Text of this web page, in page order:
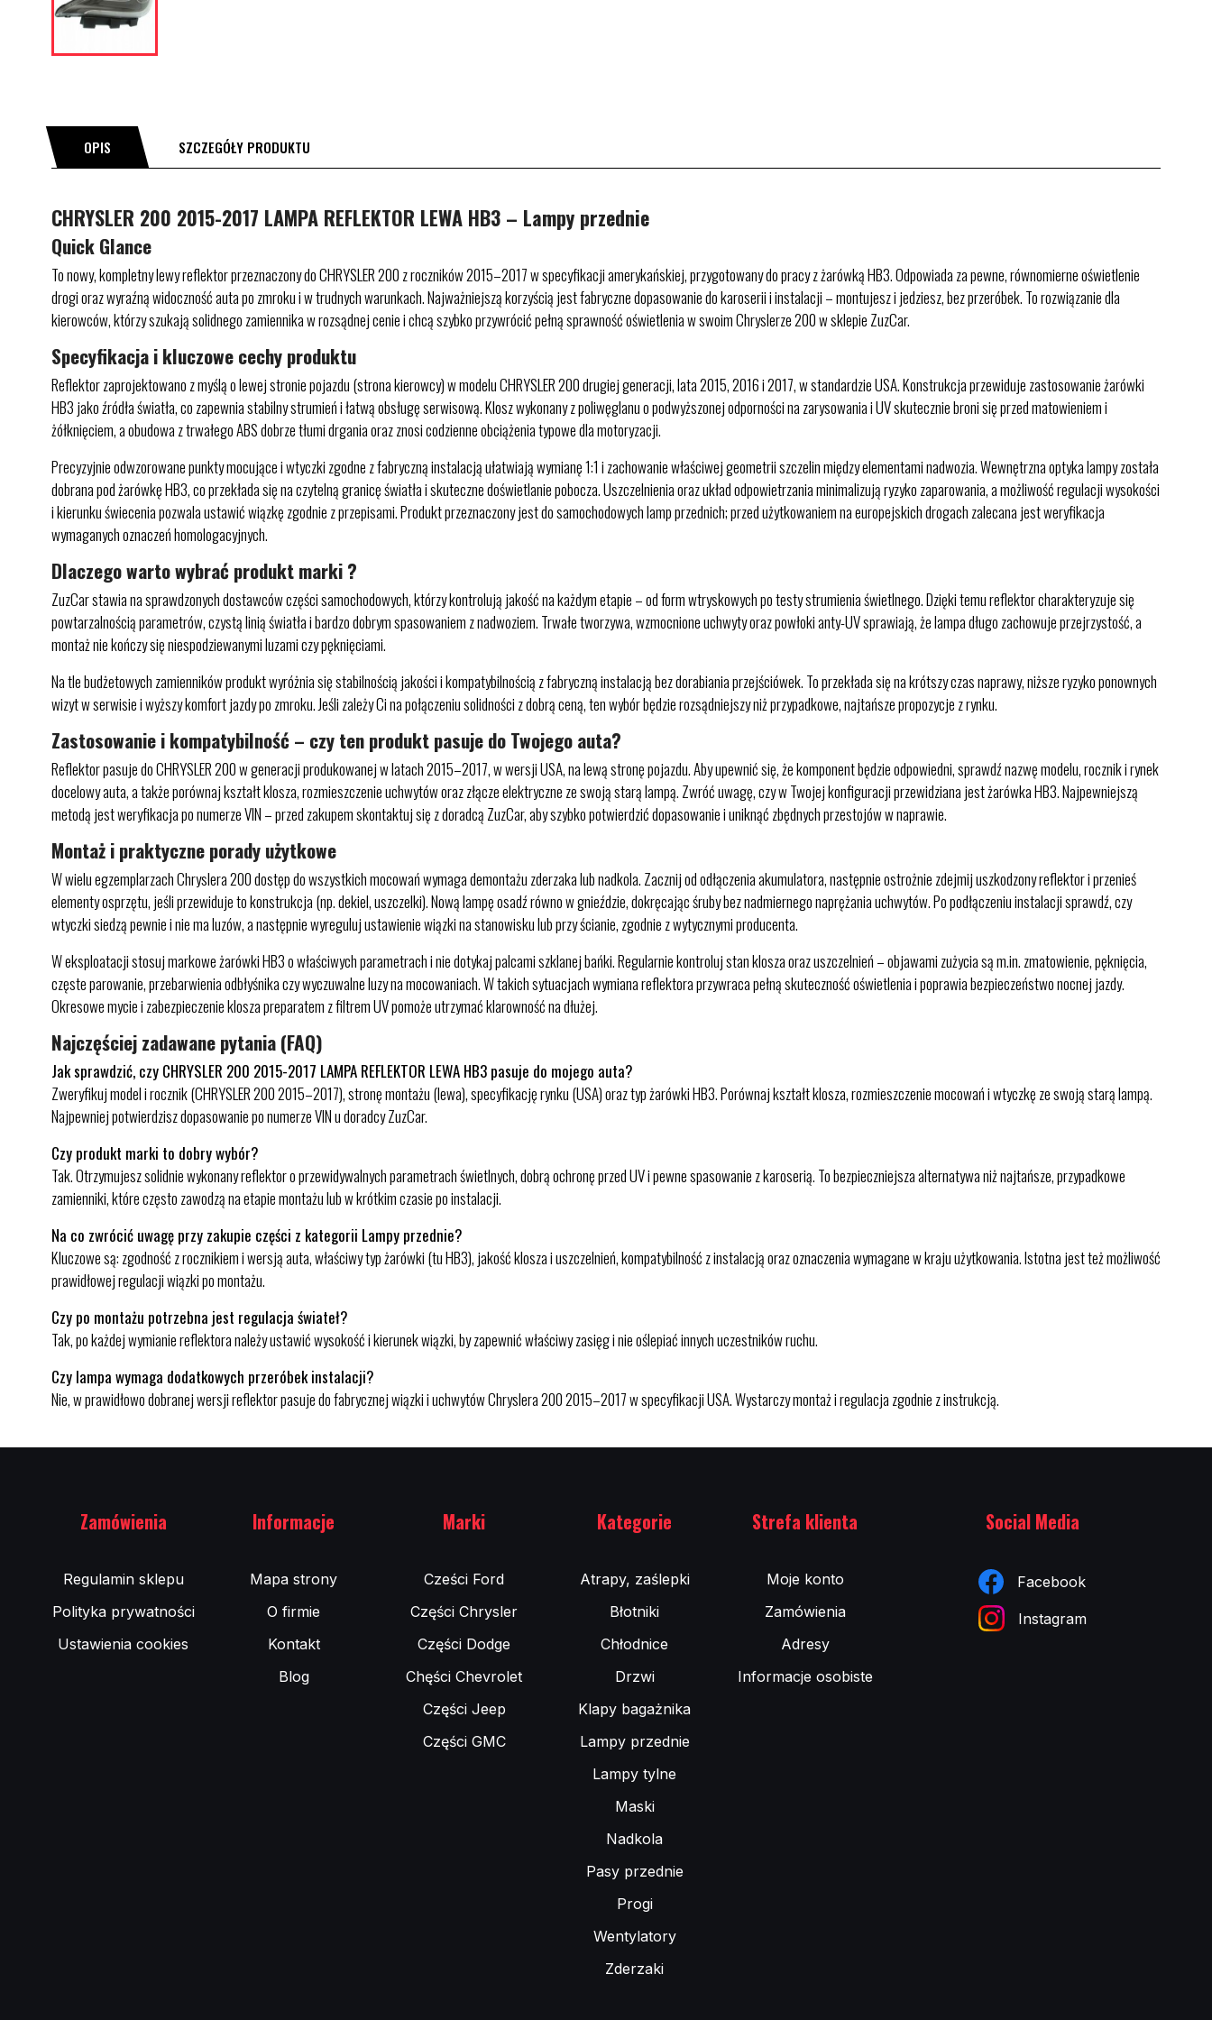
OPIS SZCZEGÓŁY PRODUKTU
CHRYSLER 200 2015-2017 LAMPA REFLEKTOR LEWA HB3 – Lampy przednie
Quick Glance
To nowy, kompletny lewy reflektor przeznaczony do CHRYSLER 200 z roczników 2015–2017 w specyfikacji amerykańskiej, przygotowany do pracy z żarówką HB3. Odpowiada za pewne, równomierne oświetlenie
drogi oraz wyraźną widoczność auta po zmroku i w trudnych warunkach. Najważniejszą korzyścią jest fabryczne dopasowanie do karoserii i instalacji – montujesz i jedziesz, bez przeróbek. To rozwiązanie dla
kierowców, którzy szukają solidnego zamiennika w rozsądnej cenie i chcą szybko przywrócić pełną sprawność oświetlenia w swoim Chryslerze 200 w sklepie ZuzCar.
Specyfikacja i kluczowe cechy produktu
Reflektor zaprojektowano z myślą o lewej stronie pojazdu (strona kierowcy) w modelu CHRYSLER 200 drugiej generacji, lata 2015, 2016 i 2017, w standardzie USA. Konstrukcja przewiduje zastosowanie żarówki
HB3 jako źródła światła, co zapewnia stabilny strumień i łatwą obsługę serwisową. Klosz wykonany z poliwęglanu o podwyższonej odporności na zarysowania i UV skutecznie broni się przed matowieniem i
żółknięciem, a obudowa z trwałego ABS dobrze tłumi drgania oraz znosi codzienne obciążenia typowe dla motoryzacji.
Precyzyjnie odwzorowane punkty mocujące i wtyczki zgodne z fabryczną instalacją ułatwiają wymianę 1:1 i zachowanie właściwej geometrii szczelin między elementami nadwozia. Wewnętrzna optyka lampy została
dobrana pod żarówkę HB3, co przekłada się na czytelną granicę światła i skuteczne doświetlanie pobocza. Uszczelnienia oraz układ odpowietrzania minimalizują ryzyko zaparowania, a możliwość regulacji wysokości
i kierunku świecenia pozwala ustawić wiązkę zgodnie z przepisami. Produkt przeznaczony jest do samochodowych lamp przednich; przed użytkowaniem na europejskich drogach zalecana jest weryfikacja
wymaganych oznaczeń homologacyjnych.
Dlaczego warto wybrać produkt marki ?
ZuzCar stawia na sprawdzonych dostawców części samochodowych, którzy kontrolują jakość na każdym etapie – od form wtryskowych po testy strumienia świetlnego. Dzięki temu reflektor charakteryzuje się
powtarzalnością parametrów, czystą linią światła i bardzo dobrym spasowaniem z nadwoziem. Trwałe tworzywa, wzmocnione uchwyty oraz powłoki anty-UV sprawiają, że lampa długo zachowuje przejrzystość, a
montaż nie kończy się niespodziewanymi luzami czy pęknięciami.
Na tle budżetowych zamienników produkt wyróżnia się stabilnością jakości i kompatybilnością z fabryczną instalacją bez dorabiania przejściówek. To przekłada się na krótszy czas naprawy, niższe ryzyko ponownych
wizyt w serwisie i wyższy komfort jazdy po zmroku. Jeśli zależy Ci na połączeniu solidności z dobrą ceną, ten wybór będzie rozsądniejszy niż przypadkowe, najtańsze propozycje z rynku.
Zastosowanie i kompatybilność – czy ten produkt pasuje do Twojego auta?
Reflektor pasuje do CHRYSLER 200 w generacji produkowanej w latach 2015–2017, w wersji USA, na lewą stronę pojazdu. Aby upewnić się, że komponent będzie odpowiedni, sprawdź nazwę modelu, rocznik i rynek
docelowy auta, a także porównaj kształt klosza, rozmieszczenie uchwytów oraz złącze elektryczne ze swoją starą lampą. Zwróć uwagę, czy w Twojej konfiguracji przewidziana jest żarówka HB3. Najpewniejszą
metodą jest weryfikacja po numerze VIN – przed zakupem skontaktuj się z doradcą ZuzCar, aby szybko potwierdzić dopasowanie i uniknąć zbędnych przestojów w naprawie.
Montaż i praktyczne porady użytkowe
W wielu egzemplarzach Chryslera 200 dostęp do wszystkich mocowań wymaga demontażu zderzaka lub nadkola. Zacznij od odłączenia akumulatora, następnie ostrożnie zdejmij uszkodzony reflektor i przenieś
elementy osprzętu, jeśli przewiduje to konstrukcja (np. dekiel, uszczelki). Nową lampę osadź równo w gnieździe, dokręcając śruby bez nadmiernego naprężania uchwytów. Po podłączeniu instalacji sprawdź, czy
wtyczki siedzą pewnie i nie ma luzów, a następnie wyreguluj ustawienie wiązki na stanowisku lub przy ścianie, zgodnie z wytycznymi producenta.
W eksploatacji stosuj markowe żarówki HB3 o właściwych parametrach i nie dotykaj palcami szklanej bańki. Regularnie kontroluj stan klosza oraz uszczelnień – objawami zużycia są m.in. zmatowienie, pęknięcia,
częste parowanie, przebarwienia odbłyśnika czy wyczuwalne luzy na mocowaniach. W takich sytuacjach wymiana reflektora przywraca pełną skuteczność oświetlenia i poprawia bezpieczeństwo nocnej jazdy.
Okresowe mycie i zabezpieczenie klosza preparatem z filtrem UV pomoże utrzymać klarowność na dłużej.
Najczęściej zadawane pytania (FAQ)
Jak sprawdzić, czy CHRYSLER 200 2015-2017 LAMPA REFLEKTOR LEWA HB3 pasuje do mojego auta?
Zweryfikuj model i rocznik (CHRYSLER 200 2015–2017), stronę montażu (lewa), specyfikację rynku (USA) oraz typ żarówki HB3. Porównaj kształt klosza, rozmieszczenie mocowań i wtyczkę ze swoją starą lampą.
Najpewniej potwierdzisz dopasowanie po numerze VIN u doradcy ZuzCar.
Czy produkt marki to dobry wybór?
Tak. Otrzymujesz solidnie wykonany reflektor o przewidywalnych parametrach świetlnych, dobrą ochronę przed UV i pewne spasowanie z karoserią. To bezpieczniejsza alternatywa niż najtańsze, przypadkowe
zamienniki, które często zawodzą na etapie montażu lub w krótkim czasie po instalacji.
Na co zwrócić uwagę przy zakupie części z kategorii Lampy przednie?
Kluczowe są: zgodność z rocznikiem i wersją auta, właściwy typ żarówki (tu HB3), jakość klosza i uszczelnień, kompatybilność z instalacją oraz oznaczenia wymagane w kraju użytkowania. Istotna jest też możliwość
prawidłowej regulacji wiązki po montażu.
Czy po montażu potrzebna jest regulacja świateł?
Tak, po każdej wymianie reflektora należy ustawić wysokość i kierunek wiązki, by zapewnić właściwy zasięg i nie oślepiać innych uczestników ruchu.
Czy lampa wymaga dodatkowych przeróbek instalacji?
Nie, w prawidłowo dobranej wersji reflektor pasuje do fabrycznej wiązki i uchwytów Chryslera 200 2015–2017 w specyfikacji USA. Wystarczy montaż i regulacja zgodnie z instrukcją.
Zamówienia
Regulamin sklepu
Polityka prywatności
Ustawienia cookies
Informacje
Mapa strony
O firmie
Kontakt
Blog
Marki
Cześci Ford
Części Chrysler
Części Dodge
Chęści Chevrolet
Części Jeep
Części GMC
Kategorie
Atrapy, zaślepki
Błotniki
Chłodnice
Drzwi
Klapy bagażnika
Lampy przednie
Lampy tylne
Maski
Nadkola
Pasy przednie
Progi
Wentylatory
Zderzaki
Strefa klienta
Moje konto
Zamówienia
Adresy
Informacje osobiste
Social Media
Facebook
Instagram